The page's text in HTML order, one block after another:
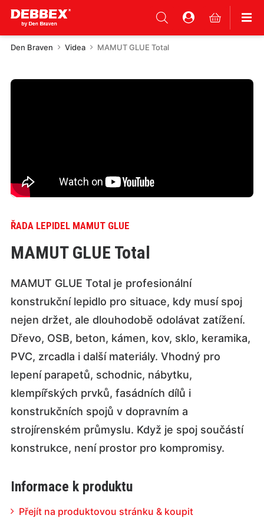
Den Braven Videa MAMUT GLUE Total
ŘADA LEPIDEL MAMUT GLUE
MAMUT GLUE Total
MAMUT GLUE Total je profesionální
konstrukční lepidlo pro situace, kdy musí spoj
nejen držet, ale dlouhodobě odolávat zatížení.
Dřevo, OSB, beton, kámen, kov, sklo, keramika,
PVC, zrcadla i další materiály. Vhodný pro
lepení parapetů, schodnic, nábytku,
klempířských prvků, fasádních dílů i
konstrukčních spojů v dopravním a
strojírenském průmyslu. Když je spoj součástí
konstrukce, není prostor pro kompromisy.
Informace k produktu
Přejít na produktovou stránku & koupit